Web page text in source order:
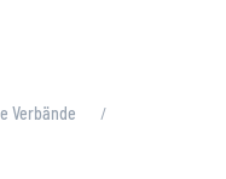
Verbände